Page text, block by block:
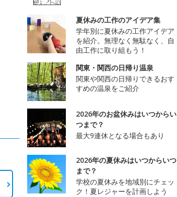
夏休みの工作のアイデア集
学年別に夏休みの工作アイデア
を紹介。無理なく無駄なく、自
由工作に取り組もう！
関東・関西の日帰り温泉
関東や関西の日帰りできるおす
すめの温泉をご紹介
2026年のお盆休みはいつからい
つまで？
最大9連休となる場合もあり
2026年の夏休みはいつからいつ
まで？
学校の夏休みを地域別にチェッ
ク！夏レジャーを計画しよう